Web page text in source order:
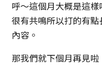
呼～這個月大概是這
很有共鳴所以打的有
內容。
那我們就下個月再見啦